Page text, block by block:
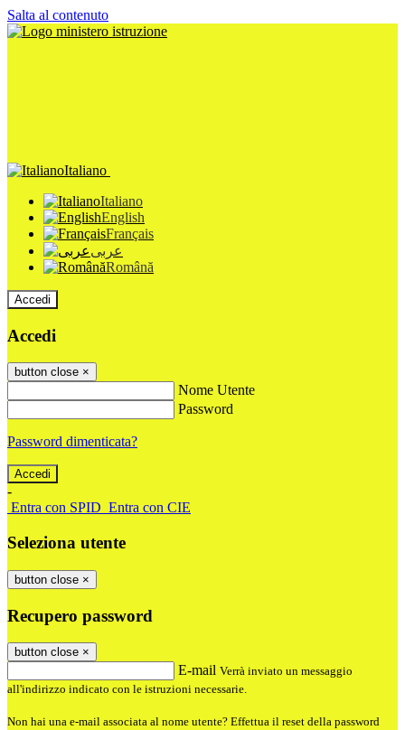
Salta al contenuto
Italiano
Italiano
English
Français
عربى
Română
Accedi
Accedi
button close ×
Nome Utente
Password
Password dimenticata?
-
Entra con SPID Entra con CIE
Seleziona utente
button close ×
Recupero password
button close ×
E-mail Verrà inviato un messaggio
all'indirizzo indicato con le istruzioni necessarie.
Non hai una e-mail associata al nome utente? Effettua il reset della password